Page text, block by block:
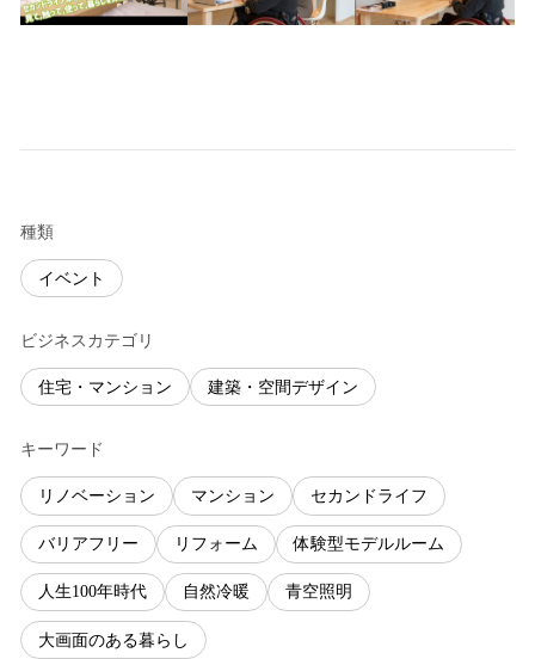
種類
イベント
ビジネスカテゴリ
住宅・マンション 建築・空間デザイン
キーワード
リノベーション マンション セカンドライフ
バリアフリー リフォーム 体験型モデルルーム
人生100年時代 自然冷暖 青空照明
大画面のある暮らし